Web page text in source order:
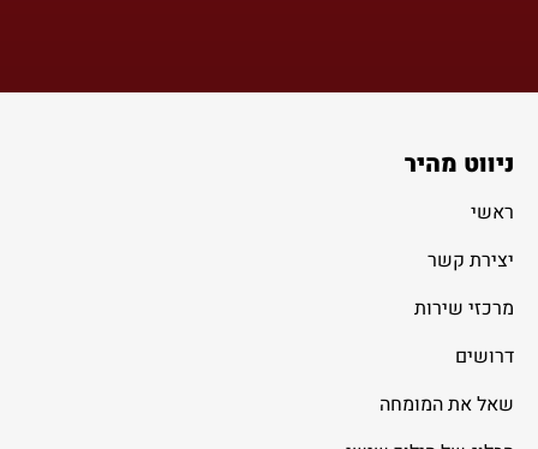
ניווט מהיר
ראשי
יצירת קשר
מרכזי שירות
דרושים
שאל את המומחה